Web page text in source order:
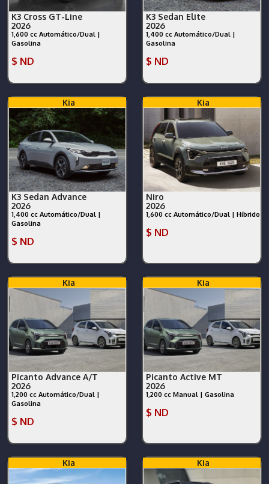
K3 Cross GT-Line
2026
1,600 cc Automático/Dual |
Gasolina
$ ND
K3 Sedan Elite
2026
1,400 cc Automático/Dual |
Gasolina
$ ND
Kia
K3 Sedan Advance
2026
1,400 cc Automático/Dual |
Gasolina
$ ND
Kia
Niro
2026
1,600 cc Automático/Dual | Híbrido
$ ND
Kia
Picanto Advance A/T
2026
1,200 cc Automático/Dual |
Gasolina
$ ND
Kia
Picanto Active MT
2026
1,200 cc Manual | Gasolina
$ ND
Kia Kia